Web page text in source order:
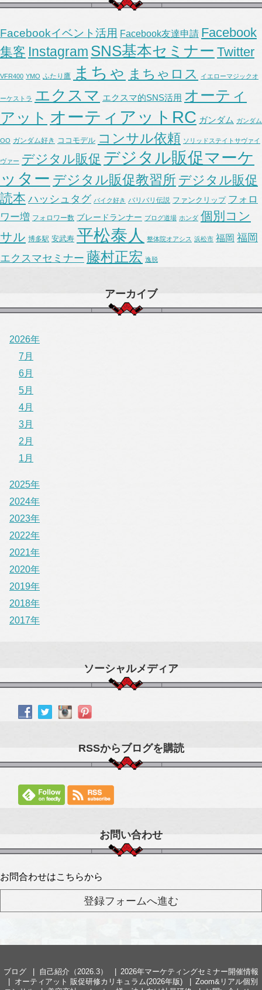
Facebookイベント活用 Facebook友達申請 Facebook
集客 Instagram SNS基本セミナー Twitter
VFR400 YMO ふたり鷹 まちゃ まちゃロス イエローマジックオ
ーケストラ エクスマ エクスマ的SNS活用 オーティ
アット オーティアットRC ガンダム ガンダム
OO ガンダム好き ココモデル コンサル依頼 ソリッドステイトサヴァイ
ヴァー デジタル販促 デジタル販促マーケ
ッター デジタル販促教習所 デジタル販促
読本 ハッシュタグ バイク好き バリバリ伝説 ファンクリップ フォロ
ワー増 フォロワー数 ブレードランナー ブログ道場 ホンダ 個別コン
サル 博多駅 安武寿 平松泰人 整体院オアシス 浜松市 福岡 福岡
エクスマセミナー 藤村正宏 逸脱
アーカイブ
2026年
7月
6月
5月
4月
3月
2月
1月
2025年
2024年
2023年
2022年
2021年
2020年
2019年
2018年
2017年
ソーシャルメディア
RSSからブログを購読
お問い合わせ
お問合わせはこちらから
ブログ 自己紹介（2026.3）
2026年マーケティングセミナー開催情報
オーティアット 販促研修カリキュラム(2026年版)
Zoom&リアル個別